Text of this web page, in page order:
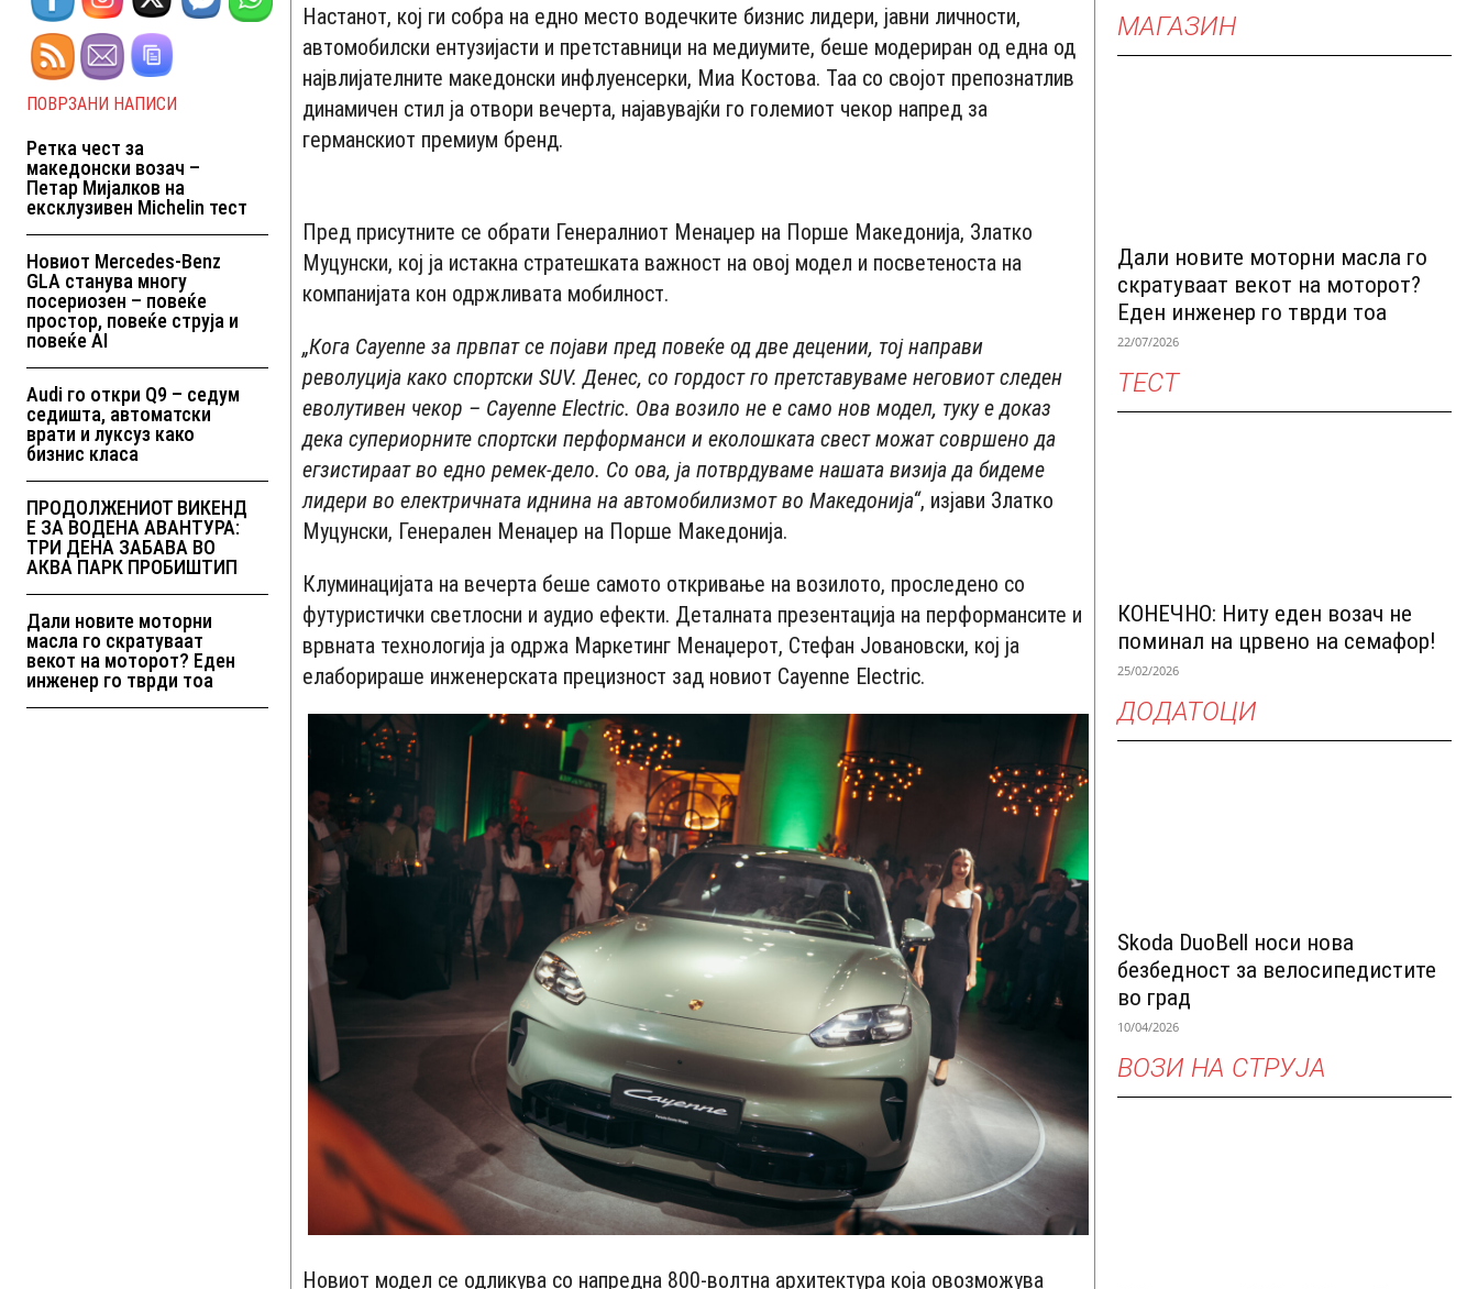
ПОВРЗАНИ НАПИСИ
Ретка чест за
македонски возач –
Петар Мијалков на
ексклузивен Michelin тест
Новиот Mercedes-Benz
GLA станува многу
посериозен – повеќе
простор, повеќе струја и
повеќе AI
Audi го откри Q9 – седум
седишта, автоматски
врати и луксуз како
бизнис класа
ПРОДОЛЖЕНИОТ ВИКЕНД
Е ЗА ВОДЕНА АВАНТУРА:
ТРИ ДЕНА ЗАБАВА ВО
АКВА ПАРК ПРОБИШТИП
Дали новите моторни
масла го скратуваат
векот на моторот? Еден
инженер го тврди тоа
Настанот, кој ги собра на едно место водечките бизнис лидери, јавни личности,
автомобилски ентузијасти и претставници на медиумите, беше модериран од една од
највлијателните македонски инфлуенсерки, Миа Костова. Таа со својот препознатлив
динамичен стил ја отвори вечерта, најавувајќи го големиот чекор напред за
германскиот премиум бренд.
Пред присутните се обрати Генералниот Менаџер на Порше Македонија, Златко
Муцунски, кој ја истакна стратешката важност на овој модел и посветеноста на
компанијата кон одржливата мобилност.
„Кога Cayenne за првпат се појави пред повеќе од две децении, тој направи
револуција како спортски SUV. Денес, со гордост го претставуваме неговиот следен
еволутивен чекор – Cayenne Electric. Ова возило не е само нов модел, туку е доказ
дека супериорните спортски перформанси и еколошката свест можат совршено да
егзистираат во едно ремек-дело. Со ова, ја потврдуваме нашата визија да бидеме
лидери во електричната иднина на автомобилизмот во Македонија“, изјави Златко
Муцунски, Генерален Менаџер на Порше Македонија.
Клуминацијата на вечерта беше самото откривање на возилото, проследено со
футуристички светлосни и аудио ефекти. Деталната презентација на перформансите и
врвната технологија ја одржа Маркетинг Менаџерот, Стефан Јовановски, кој ја
елаборираше инженерската прецизност зад новиот Cayenne Electric.
Новиот модел се одликува со напредна 800-волтна архитектура која овозможува
МАГАЗИН
Дали новите моторни масла го
скратуваат векот на моторот?
Еден инженер го тврди тоа
22/07/2026
ТЕСТ
КОНЕЧНО: Ниту еден возач не
поминал на црвено на семафор!
25/02/2026
ДОДАТОЦИ
Skoda DuoBell носи нова
безбедност за велосипедистите
во град
10/04/2026
ВОЗИ НА СТРУЈА